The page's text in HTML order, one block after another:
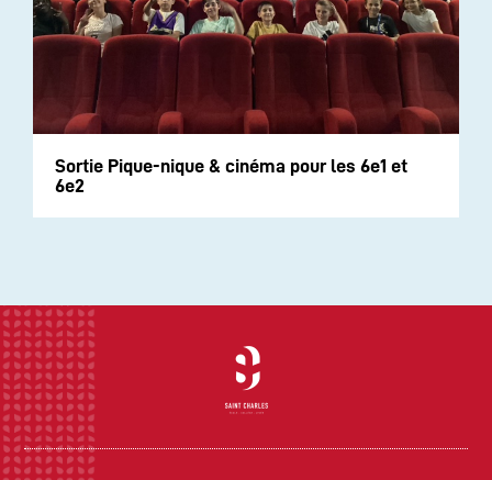
Sortie Pique-nique & cinéma pour les 6e1 et
6e2